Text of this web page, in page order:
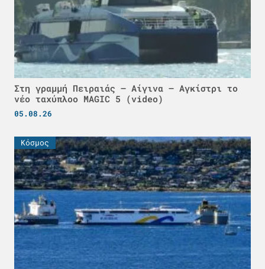
Στη γραμμή Πειραιάς – Αίγινα – Αγκίστρι το
νέο ταχύπλοο MAGIC 5 (video)
05.08.26
Κόσμος